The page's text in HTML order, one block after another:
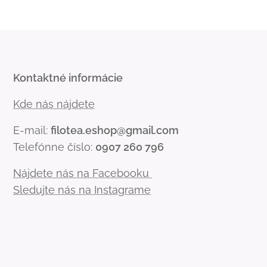
Kontaktné informácie
Kde nás nájdete
E-mail: filotea.eshop@gmail.com
Telefónne číslo: 0907 260 796
Nájdete nás na Facebooku
Sledujte nás na Instagrame